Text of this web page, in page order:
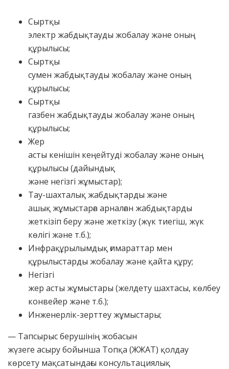
Сыртқы
электр жабдықтауды жобалау және оның
құрылысы;
Сыртқы
сумен жабдықтауды жобалау және оның
құрылысы;
Сыртқы
газбен жабдықтауды жобалау және оның
құрылысы;
Жер
асты кенішін кеңейтуді жобалау және оның
құрылысы (дайындық
және негізгі жұмыстар);
Тау-шахталық жабдықтарды және
ашық жұмыстарға арналған жабдықтарды
жеткізіп беру және жеткізу (жүк тиегіш, жүк
көлігі және т.б.);
Инфрақұрылымдық ғимараттар мен
құрылыстарды жобалау және қайта құру;
Негізгі
жер асты жұмыстары (желдету шахтасы, көлбеу
конвейер және т.б.);
Инженерлік-зерттеу жұмыстары;
— Тапсырыс берушінің жобасын
жүзеге асыру бойынша Топқа (ЖЖАТ) қолдау
көрсету мақсатындағы консультациялық